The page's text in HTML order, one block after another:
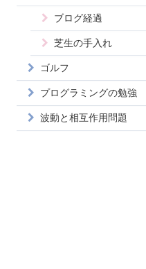
ブログ経過
芝生の手入れ
ゴルフ
プログラミングの勉強
波動と相互作用問題